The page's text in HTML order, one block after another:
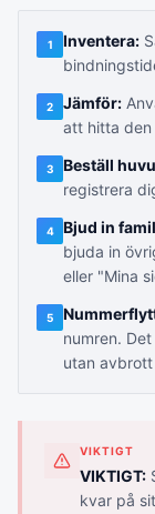
1 Inventera:
2 Jämför:
att hitta den
3 Beställ
registrera
4 Bjud in
bjuda in
eller "Mina
5
numren.
utan
VIKTIGT
VIKTIGT:
kvar på